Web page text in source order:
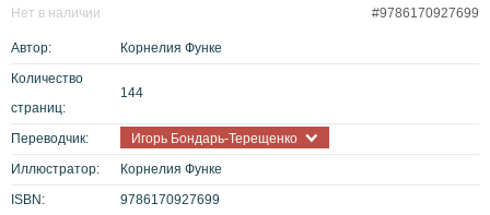
#9786170927699
Нет в наличии
Автор:
Корнелия Функе
Количество
страниц:
144
Переводчик:
Игорь Бондарь-Терещенко
Иллюстратор:
Корнелия Функе
ISBN:
9786170927699